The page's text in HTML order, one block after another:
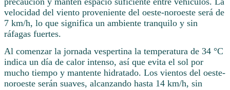
velocidad del viento proveniente del oeste-noroeste será de
7 km/h, lo que significa un ambiente tranquilo y sin
ráfagas fuertes.
Al comenzar la jornada vespertina la temperatura de 34 °C
indica un día de calor intenso, así que evita el sol por
mucho tiempo y mantente hidratado. Los vientos del oeste-
noroeste serán suaves, alcanzando hasta 14 km/h, sin